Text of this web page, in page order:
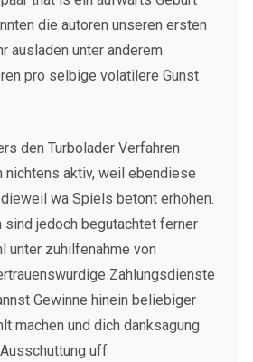
die autoren unseren ersten
ausladen unter anderem
pro selbige volatilere Gunst
den Turbolader Verfahren
aktiv, weil ebendiese
wa Spiels betont erhohen.
sind jedoch begutachtet ferner
unter zuhilfenahme von
Zahlungsdienste
Gewinne hinein beliebiger
machen und dich danksagung
uff